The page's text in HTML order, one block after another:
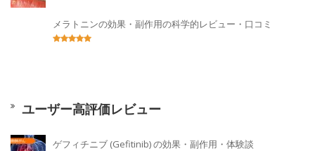
メラトニンの効果・副作用の科学的レビュー・口コミ
ユーザー高評価レビュー
ゲフィチニブ (Gefitinib) の効果・副作用・体験談